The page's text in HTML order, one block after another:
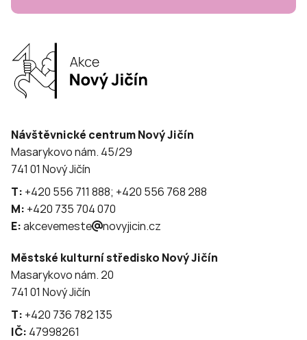
Návštěvnické centrum Nový Jičín
Masarykovo nám. 45/29
741 01 Nový Jičín
T: +420 556 711 888; +420 556 768 288
M: +420 735 704 070
E:akcevemeste novyjicin.cz
Městské kulturní středisko Nový Jičín
Masarykovo nám. 20
741 01 Nový Jičín
T: +420 736 782 135
IČ: 47998261